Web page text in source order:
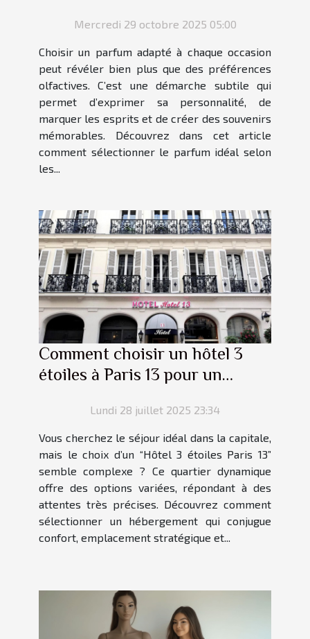
Mercredi 29 octobre 2025 05:00
Choisir un parfum adapté à chaque occasion
peut révéler bien plus que des préférences
olfactives. C’est une démarche subtile qui
permet d’exprimer sa personnalité, de
marquer les esprits et de créer des souvenirs
mémorables. Découvrez dans cet article
comment sélectionner le parfum idéal selon
les...
Comment choisir un hôtel 3
étoiles à Paris 13 pour un
Lundi 28 juillet 2025 23:34
Vous cherchez le séjour idéal dans la capitale,
mais le choix d’un “Hôtel 3 étoiles Paris 13”
semble complexe ? Ce quartier dynamique
offre des options variées, répondant à des
attentes très précises. Découvrez comment
sélectionner un hébergement qui conjugue
confort, emplacement stratégique et...